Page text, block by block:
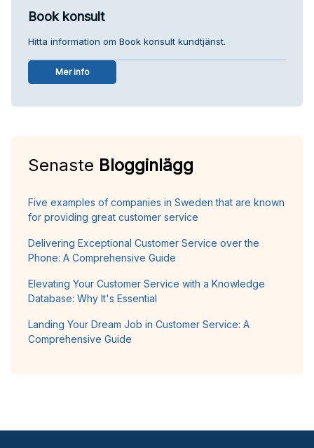
Book konsult
Hitta information om Book konsult kundtjänst.
Mer info
Senaste Blogginlägg
Five examples of companies in Sweden that are known
for providing great customer service
Delivering Exceptional Customer Service over the
Phone: A Comprehensive Guide
Elevating Your Customer Service with a Knowledge
Database: Why It's Essential
Landing Your Dream Job in Customer Service: A
Comprehensive Guide